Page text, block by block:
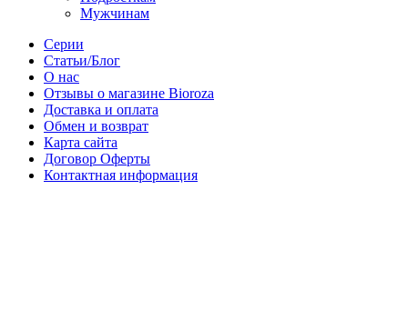
Мужчинам
Серии
Статьи/Блог
О нас
Отзывы о магазине Bioroza
Доставка и оплата
Обмен и возврат
Карта сайта
Договор Оферты
Контактная информация